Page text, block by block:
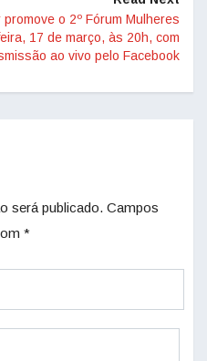
o 2º Fórum Mulheres
17 de março, às 20h, com
ao vivo pelo Facebook
será publicado. Campos
*